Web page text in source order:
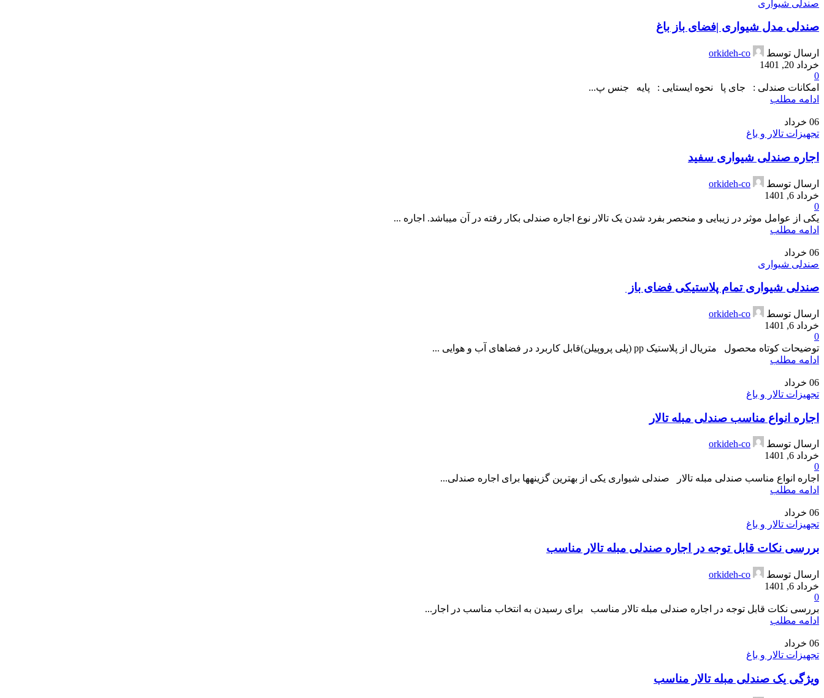
صندلی شیواری
صندلی مدل شیواری |فضای باز باغ
ارسال توسط
orkideh-co
خرداد 20, 1401
0
امکانات صندلی : جای پا نحوه ایستایی : پایه جنس پ...
ادامه مطلب
06 خرداد
تجهیزات تالار و باغ
اجاره صندلی شیواری سفید
ارسال توسط
orkideh-co
خرداد 6, 1401
0
یکی از عوامل موثر در زیبایی و منحصر بفرد شدن یک تالار نوع اجاره صندلی بکار رفته در آن میباشد. اجاره ...
ادامه مطلب
06 خرداد
صندلی شیواری
صندلی شیواری تمام پلاستیکی فضای باز
ارسال توسط
orkideh-co
خرداد 6, 1401
0
توضیحات کوتاه محصول متریال از پلاستیک pp (پلی پروپیلن)قابل کاربرد در فضاهای آب و هوایی ...
ادامه مطلب
06 خرداد
تجهیزات تالار و باغ
اجاره انواع مناسب صندلی مبله تالار
ارسال توسط
orkideh-co
خرداد 6, 1401
0
اجاره انواع مناسب صندلی مبله تالار صندلی شیواری یکی از بهترین گزینه­ها برای اجاره صندلی...
ادامه مطلب
06 خرداد
تجهیزات تالار و باغ
بررسی نکات قابل توجه در اجاره صندلی مبله تالار مناسب
ارسال توسط
orkideh-co
خرداد 6, 1401
0
بررسی نکات قابل توجه در اجاره صندلی مبله تالار مناسب برای رسیدن به انتخاب مناسب در اجار...
ادامه مطلب
06 خرداد
تجهیزات تالار و باغ
ویژگی یک صندلی مبله تالار مناسب